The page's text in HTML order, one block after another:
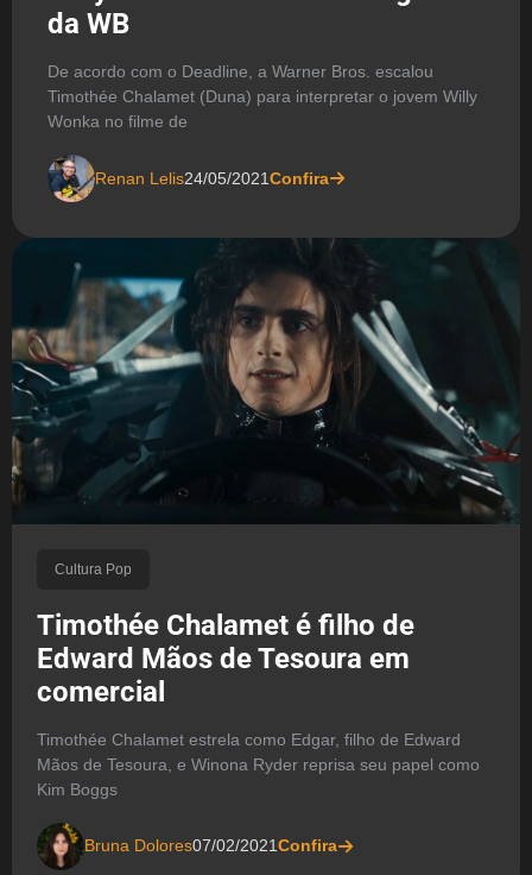
da WB
De acordo com o Deadline, a Warner Bros. escalou
Timothée Chalamet (Duna) para interpretar o jovem Willy
Wonka no filme de
Renan Lelis24/05/2021Confira
Cultura Pop
Timothée Chalamet é filho de
Edward Mãos de Tesoura em
comercial
Timothée Chalamet estrela como Edgar, filho de Edward
Mãos de Tesoura, e Winona Ryder reprisa seu papel como
Kim Boggs
Bruna Dolores07/02/2021Confira